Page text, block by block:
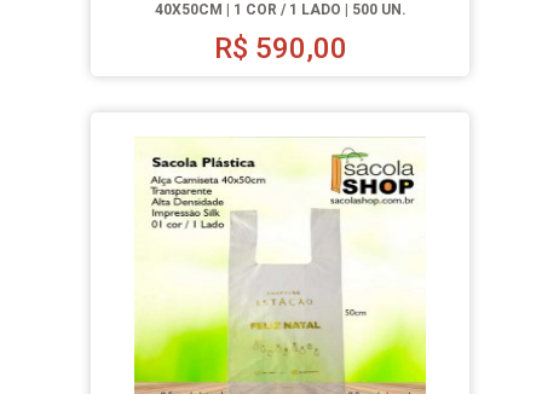
40X50CM | 1 COR / 1 LADO | 500 UN.
R$ 590,00